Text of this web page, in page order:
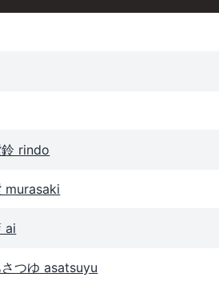
rindo
murasaki
ai
つゆ asatsuyu